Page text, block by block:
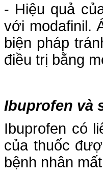
- Hiệu quả
với modafinil.
biện pháp
điều trị bằng
Ibuprofen và
Ibuprofen có
của thuốc
bệnh nhân